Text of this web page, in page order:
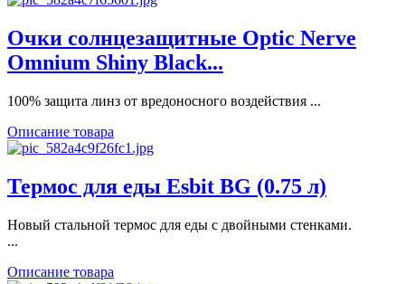
Очки солнцезащитные Optic Nerve
Omnium Shiny Black...
100% защита линз от вредоносного воздействия ...
Описание товара
Термос для еды Esbit BG (0.75 л)
Новый стальной термос для еды с двойными стенками.
...
Описание товара